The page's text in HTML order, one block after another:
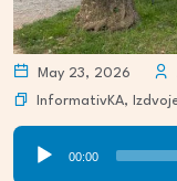
May 23, 2026
InformativKA,
Audio
Player
00:00